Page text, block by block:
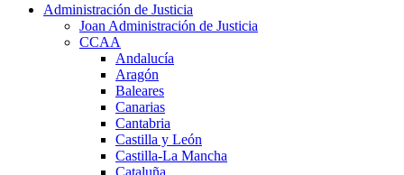
Administración de Justicia
Joan Administración de Justicia
CCAA
Andalucía
Aragón
Baleares
Canarias
Cantabria
Castilla y León
Castilla-La Mancha
Cataluña